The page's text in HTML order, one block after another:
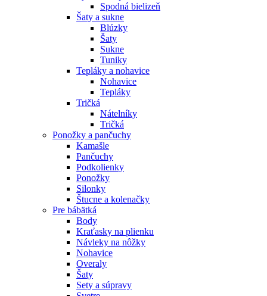
Spodná bielizeň
Šaty a sukne
Blúzky
Šaty
Sukne
Tuniky
Tepláky a nohavice
Nohavice
Tepláky
Tričká
Nátelníky
Tričká
Ponožky a pančuchy
Kamašle
Pančuchy
Podkolienky
Ponožky
Silonky
Štucne a kolenačky
Pre bábätká
Body
Kraťasky na plienku
Návleky na nôžky
Nohavice
Overaly
Šaty
Sety a súpravy